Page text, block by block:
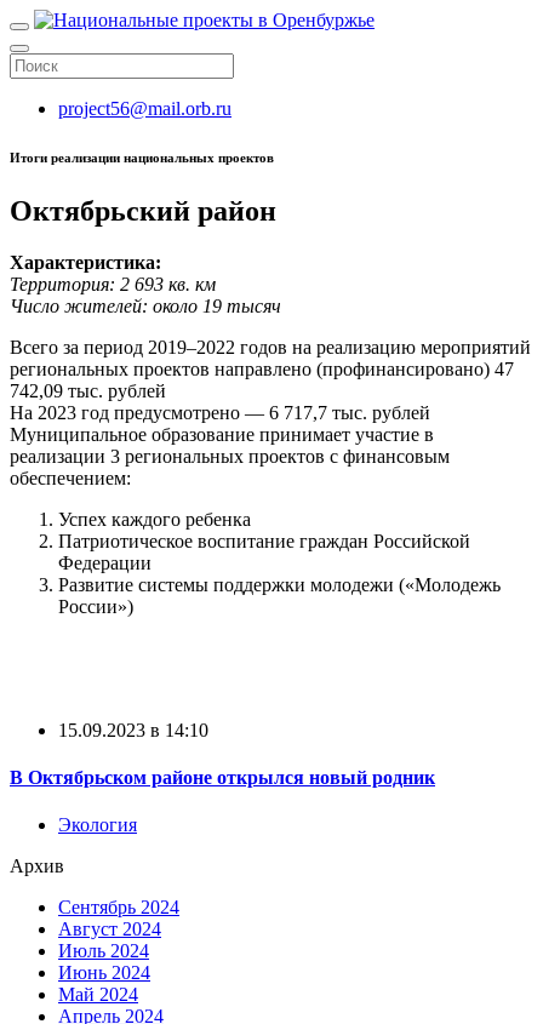
project56@mail.orb.ru
Итоги реализации национальных проектов
Октябрьский район
Характеристика:
Территория: 2 693 кв. км
Число жителей: около 19 тысяч
Всего за период 2019–2022 годов на реализацию мероприятий
региональных проектов направлено (профинансировано) 47
742,09 тыс. рублей
На 2023 год предусмотрено — 6 717,7 тыс. рублей
Муниципальное образование принимает участие в
реализации 3 региональных проектов с финансовым
обеспечением:
Успех каждого ребенка
Патриотическое воспитание граждан Российской
Федерации
Развитие системы поддержки молодежи («Молодежь
России»)
15.09.2023 в 14:10
В Октябрьском районе открылся новый родник
Экология
Архив
Сентябрь 2024
Август 2024
Июль 2024
Июнь 2024
Май 2024
Апрель 2024